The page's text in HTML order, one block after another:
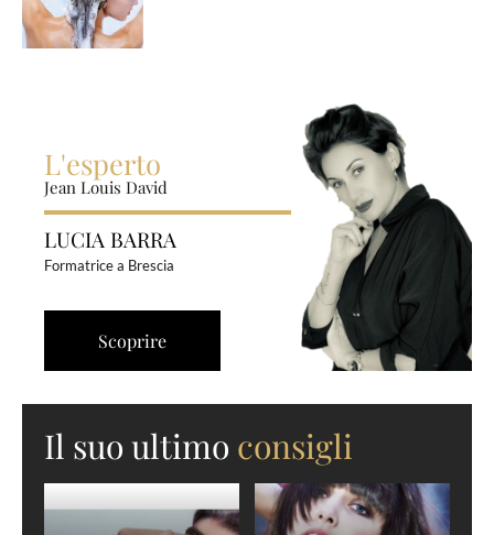
L'esperto
Jean Louis David
LUCIA BARRA
Formatrice a Brescia
Scoprire
Il suo ultimo consigli